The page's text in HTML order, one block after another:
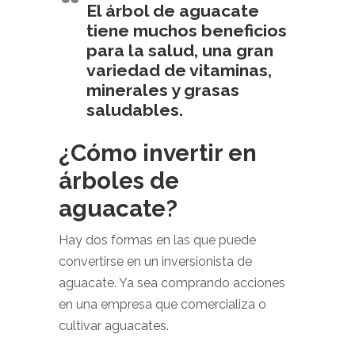
El árbol de aguacate
tiene muchos beneficios
para la salud, una gran
variedad de vitaminas,
minerales y grasas
saludables.
¿Cómo invertir en
árboles de
aguacate?
Hay dos formas en las que puede
convertirse en un inversionista de
aguacate. Ya sea comprando acciones
en una empresa que comercializa o
cultivar aguacates.